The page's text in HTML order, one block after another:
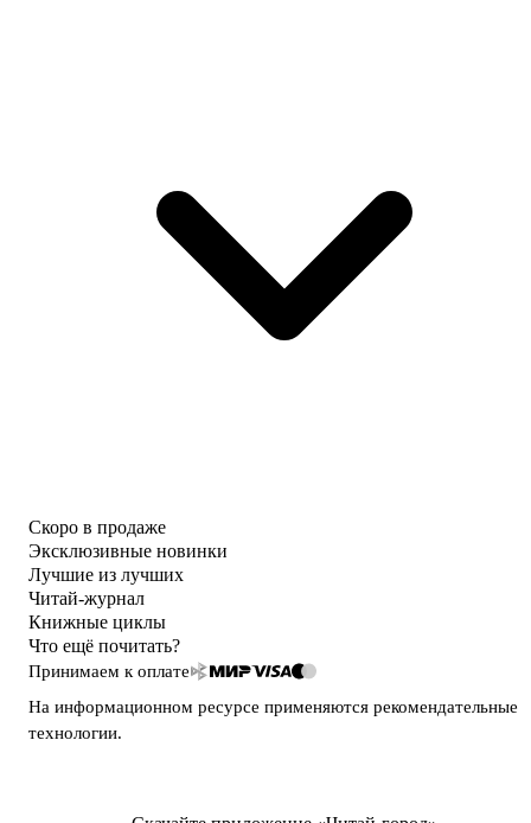
Скоро в продаже
Эксклюзивные новинки
Лучшие из лучших
Читай-журнал
Книжные циклы
Что ещё почитать?
Принимаем к оплате
На информационном ресурсе применяются рекомендательные
технологии.